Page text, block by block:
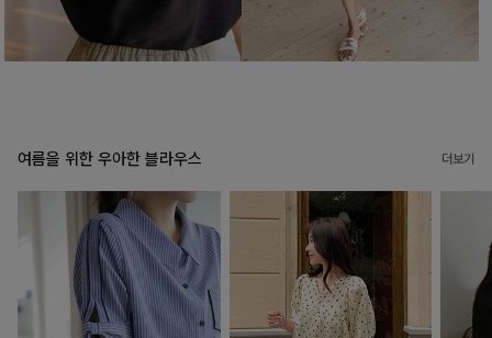
여름을 위한 우아한 블라우스 더보기